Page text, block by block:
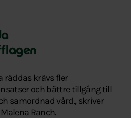
räddas krävs fler
och bättre tillgång till
samordnad vård., skriver
Ranch.